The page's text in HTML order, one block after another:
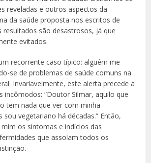
reveladas e outros aspectos da
da saúde proposta nos escritos de
resultados são desastrosos, já que
evitados.
recorrente caso típico: alguém me
se de problemas de saúde comuns na
Invariavelmente, este alerta precede a
incômodos: “Doutor Silmar, aquilo que
tem nada que ver com minha
sou vegetariano há décadas.” Então,
os sintomas e indícios das
que assolam todos os